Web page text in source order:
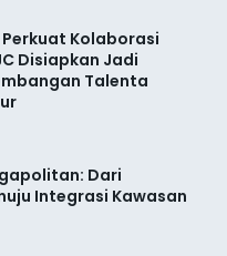
Kolaborasi
Disiapkan Jadi
Talenta
Dari
Integrasi Kawasan